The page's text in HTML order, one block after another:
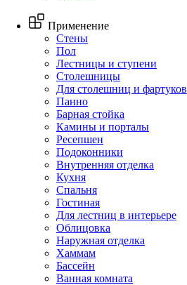
Применение
Стены
Пол
Лестницы и ступени
Столешницы
Для столешниц и фартуков
Панно
Барная стойка
Камины и порталы
Ресепшен
Подоконники
Внутренняя отделка
Кухня
Спальня
Гостиная
Для лестниц в интерьере
Облицовка
Наружная отделка
Хаммам
Бассейн
Ванная комната